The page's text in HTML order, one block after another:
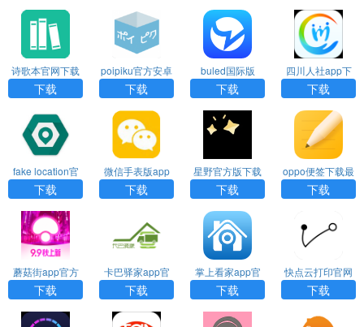
诗歌本官网下载
下载
poipiku官方安卓
下载
下载
buled国际版
下载
四川人社app下
载官网版
下载
fake location官
网版下载
下载
微信手表版app
下载
下载
星野官方版下载
下载
oppo便签下载最
新版
下载
蘑菇街app官方
版下载
下载
卡巴驿家app官
网下载
下载
掌上看家app官
方下载
下载
快点云打印官网
下载
下载